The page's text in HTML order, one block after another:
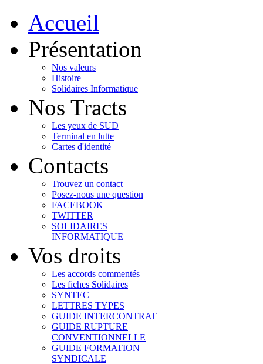
Accueil
Présentation
Nos valeurs
Histoire
Solidaires Informatique
Nos Tracts
Les yeux de SUD
Terminal en lutte
Cartes d'identité
Contacts
Trouvez un contact
Posez-nous une question
FACEBOOK
TWITTER
SOLIDAIRES
INFORMATIQUE
Vos droits
Les accords commentés
Les fiches Solidaires
SYNTEC
LETTRES TYPES
GUIDE INTERCONTRAT
GUIDE RUPTURE
CONVENTIONNELLE
GUIDE FORMATION
SYNDICALE